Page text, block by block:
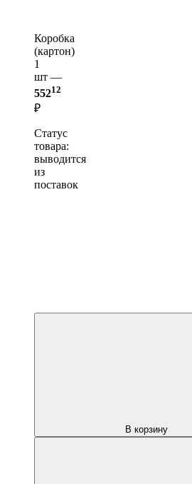
Коробка
(картон)
1
шт —
55212
₽
Статус
товара:
выводится
из
поставок
В корзину